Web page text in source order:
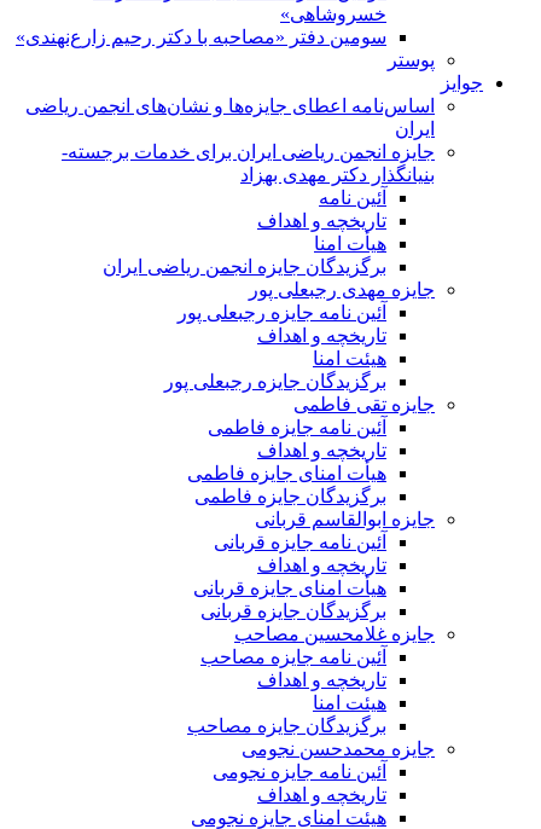
خسروشاهی»
سومین دفتر «مصاحبه با دکتر رحیم زارع‌نهندی»
پوستر
جوایز
اساس‌نامه اعطای جایزه‌ها و نشان‌های انجمن ریاضی
ایران
جایزه انجمن ریاضی ایران برای خدمات برجسته-
بنیانگذار دکتر مهدی بهزاد
آئین نامه
تاریخچه و اهداف
هیأت امنا
برگزیدگان جایزه انجمن ریاضی ایران
جایزه مهدی رجبعلی پور
آئین نامه جایزه رجبعلی پور
تاریخچه و اهداف
هیئت امنا
برگزیدگان جایزه رجبعلی پور
جایزه تقی فاطمی
آئین نامه جایزه فاطمی
تاریخچه و اهداف
هیأت امنای جایزه فاطمی
برگزیدگان جایزه فاطمی
جایزه ابوالقاسم قربانی
آئین نامه جایزه قربانی
تاریخچه و اهداف
هیأت امنای جایزه قربانی
برگزیدگان جایزه قربانی
جایزه غلامحسین مصاحب
آئین نامه جایزه مصاحب
تاریخچه و اهداف
هیئت امنا
برگزیدگان جایزه مصاحب
جایزه محمدحسن نجومی
آئین نامه جایزه نجومی
تاریخچه و اهداف
هیئت امنای جایزه نجومی